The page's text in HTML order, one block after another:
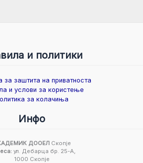
и политики
за заштита на приватноста
и услови за користење
за колачиња
Инфо
ДООЕЛСкопје
ул. Дебарца бр. 25-А,
1000 Скопје